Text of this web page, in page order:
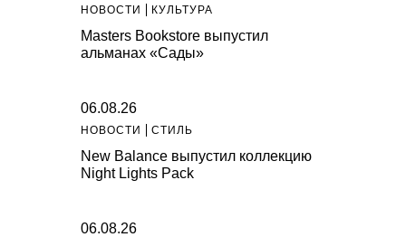
НОВОСТИ КУЛЬТУРА
Masters Bookstore выпустил
альманах «Сады»
06.08.26
НОВОСТИ СТИЛЬ
New Balance выпустил коллекцию
Night Lights Pack
06.08.26